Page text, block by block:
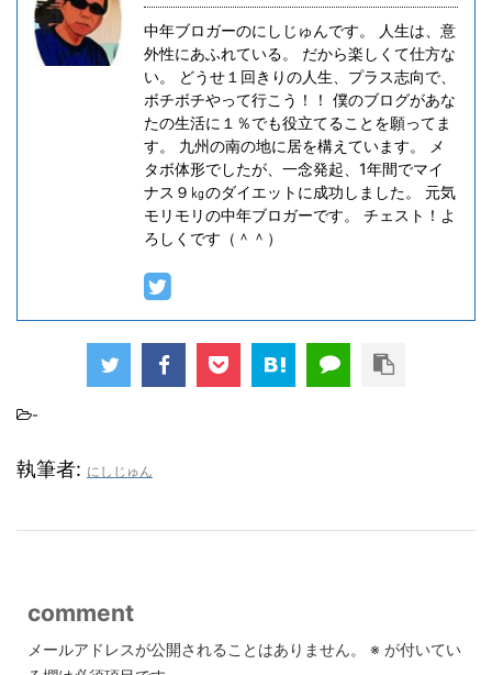
中年ブロガーのにしじゅんです。 人生は、意
外性にあふれている。 だから楽しくて仕方な
い。 どうせ１回きりの人生、プラス志向で、
ボチボチやって行こう！！ 僕のブログがあな
たの生活に１％でも役立てることを願ってま
す。 九州の南の地に居を構えています。 メ
タボ体形でしたが、一念発起、1年間でマイ
ナス９㎏のダイエットに成功しました。 元気
モリモリの中年ブロガーです。 チェスト！よ
ろしくです（＾＾）
-
執筆者: にしじゅん
comment
メールアドレスが公開されることはありません。 ※ が付いてい